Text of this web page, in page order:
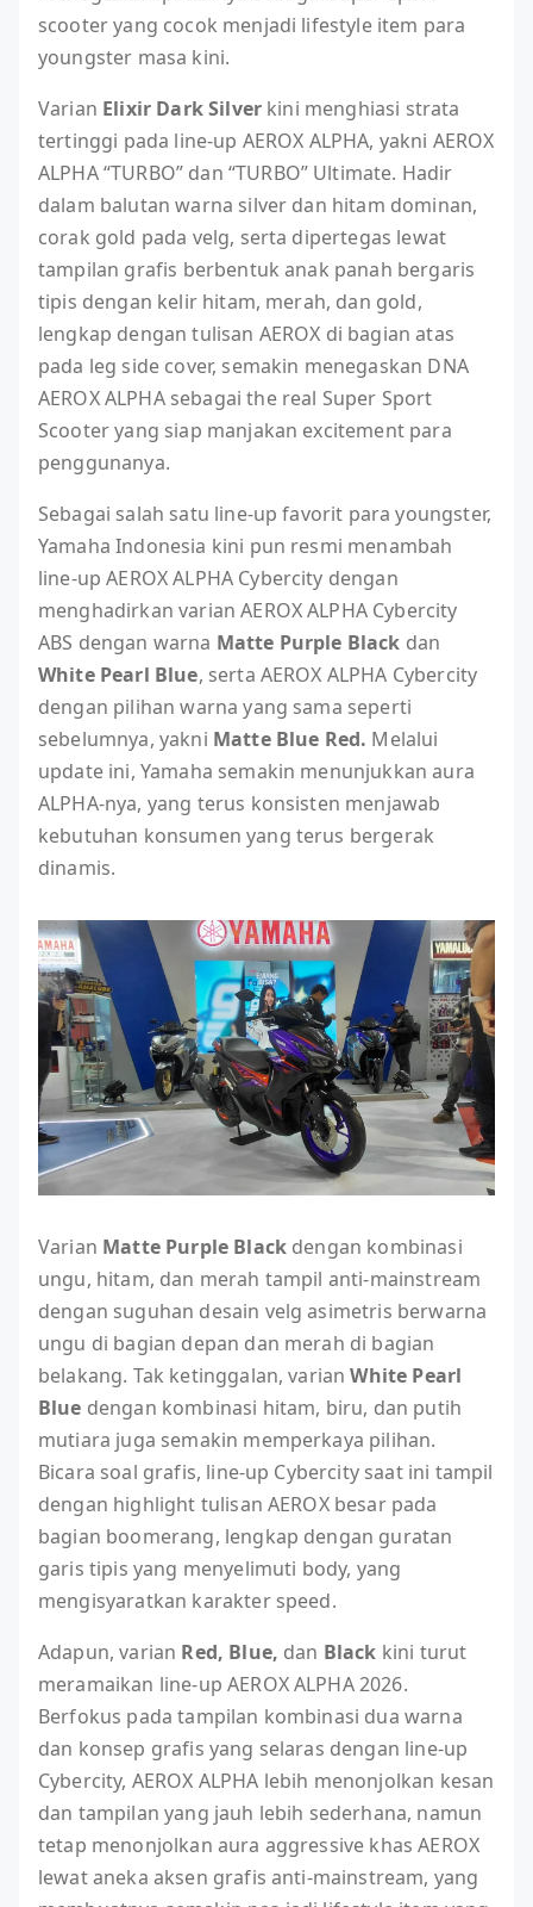
scooter yang cocok menjadi lifestyle item para
youngster masa kini.
Varian Elixir Dark Silver kini menghiasi strata
tertinggi pada line-up AEROX ALPHA, yakni AEROX
ALPHA “TURBO” dan “TURBO” Ultimate. Hadir
dalam balutan warna silver dan hitam dominan,
corak gold pada velg, serta dipertegas lewat
tampilan grafis berbentuk anak panah bergaris
tipis dengan kelir hitam, merah, dan gold,
lengkap dengan tulisan AEROX di bagian atas
pada leg side cover, semakin menegaskan DNA
AEROX ALPHA sebagai the real Super Sport
Scooter yang siap manjakan excitement para
penggunanya.
Sebagai salah satu line-up favorit para youngster,
Yamaha Indonesia kini pun resmi menambah
line-up AEROX ALPHA Cybercity dengan
menghadirkan varian AEROX ALPHA Cybercity
ABS dengan warna Matte Purple Black dan
White Pearl Blue, serta AEROX ALPHA Cybercity
dengan pilihan warna yang sama seperti
sebelumnya, yakni Matte Blue Red. Melalui
update ini, Yamaha semakin menunjukkan aura
ALPHA-nya, yang terus konsisten menjawab
kebutuhan konsumen yang terus bergerak
dinamis.
Varian Matte Purple Black dengan kombinasi
ungu, hitam, dan merah tampil anti-mainstream
dengan suguhan desain velg asimetris berwarna
ungu di bagian depan dan merah di bagian
belakang. Tak ketinggalan, varianWhite Pearl
Blue dengan kombinasi hitam, biru, dan putih
mutiara juga semakin memperkaya pilihan.
Bicara soal grafis, line-up Cybercity saat ini tampil
dengan highlight tulisan AEROX besar pada
bagian boomerang, lengkap dengan guratan
garis tipis yang menyelimuti body, yang
mengisyaratkan karakter speed.
Adapun, varian Red, Blue, dan Black kini turut
meramaikan line-up AEROX ALPHA 2026.
Berfokus pada tampilan kombinasi dua warna
dan konsep grafis yang selaras dengan line-up
Cybercity, AEROX ALPHA lebih menonjolkan kesan
dan tampilan yang jauh lebih sederhana, namun
tetap menonjolkan aura aggressive khas AEROX
lewat aneka aksen grafis anti-mainstream, yang